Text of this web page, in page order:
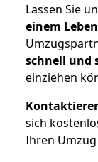
Lassen Sie
einem
schnell und
einziehen
sich
Ihren